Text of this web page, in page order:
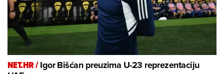
NET.HR /Igor Bišćan preuzima U-23 reprezentaciju